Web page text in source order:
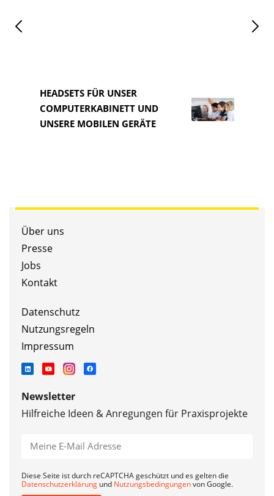
HEADSETS FÜR UNSER
COMPUTERKABINETT UND
UNSERE MOBILEN GERÄTE
Über uns
Presse
Jobs
Kontakt
Datenschutz
Nutzungsregeln
Impressum
Newsletter
Hilfreiche Ideen & Anregungen für Praxisprojekte
Diese Seite ist durch reCAPTCHA geschützt und es gelten die
Datenschutzerklärung und Nutzungsbedingungenvon Google.